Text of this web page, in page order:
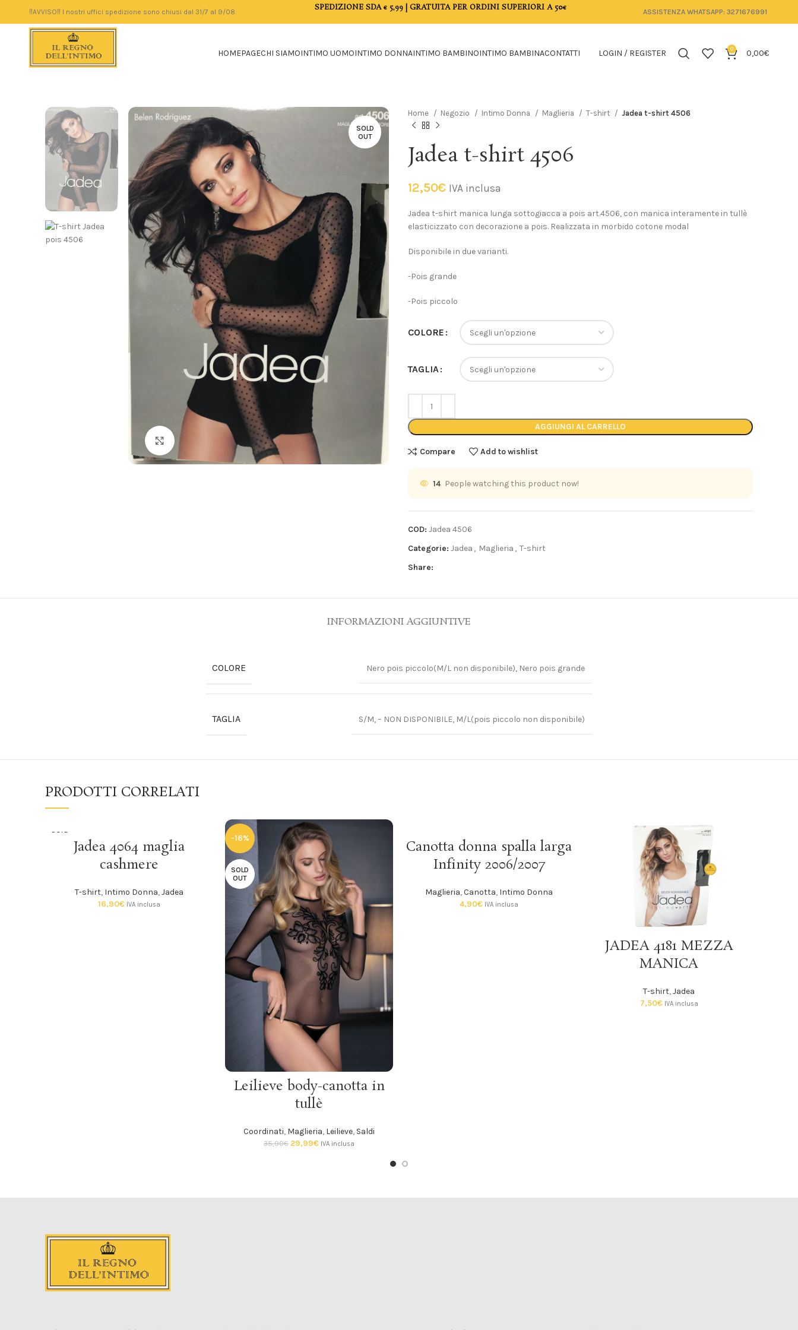
‼️AVVISO‼️ I nostri uffici spedizione sono chiusi dal 31/7 al 9/08. SPEDIZIONE SDA € 5,99 | GRATUITA PER ORDINI SUPERIORI A 50€ ASSISTENZA WHATSAPP: 3271676991
HOMEPAGECHI SIAMOINTIMO UOMOINTIMO DONNAINTIMO BAMBINOINTIMO BAMBINACONTATTI LOGIN / REGISTER 0 0,00€
SOLD
OUT
Click to enlarge
Home Negozio Intimo Donna Maglieria T-shirt Jadea t-shirt 4506
Jadea t-shirt 4506
12,50€ IVA inclusa
Jadea t-shirt manica lunga sottogiacca a pois art.4506, con manica interamente in tullè
elasticizzato con decorazione a pois. Realizzata in morbido cotone modal
Disponibile in due varianti.
-Pois grande
-Pois piccolo
COLORE
TAGLIA
AGGIUNGI AL CARRELLO
Compare Add to wishlist
14 People watching this product now!
COD: Jadea 4506
Categorie: Jadea , Maglieria , T-shirt
Share:
INFORMAZIONI AGGIUNTIVE
COLORE Nero pois piccolo(M/L non disponibile), Nero pois grande
TAGLIA S/M, – NON DISPONIBILE, M/L(pois piccolo non disponibile)
PRODOTTI CORRELATI
SOLD
Jadea 4064 maglia
cashmere
T-shirt, Intimo Donna,Jadea
16,90€ IVA inclusa
-16%
SOLD
OUT
SCEGLI
Leilieve body-canotta in
tullè
Coordinati, Maglieria, Leilieve, Saldi
35,90€ 29,99€ IVA inclusa
Canotta donna spalla larga
Infinity 2006/2007
Maglieria,Canotta, Intimo Donna
4,90€ IVA inclusa
JADEA 4181 MEZZA
MANICA
T-shirt,Jadea
7,50€ IVA inclusa